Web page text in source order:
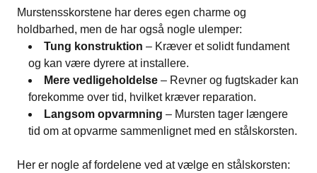
Murstensskorstene har deres egen charme og
holdbarhed, men de har også nogle ulemper:
Tung konstruktion – Kræver et solidt fundament
og kan være dyrere at installere.
Mere vedligeholdelse – Revner og fugtskader kan
forekomme over tid, hvilket kræver reparation.
Langsom opvarmning – Mursten tager længere
tid om at opvarme sammenlignet med en stålskorsten.
Her er nogle af fordelene ved at vælge en stålskorsten: